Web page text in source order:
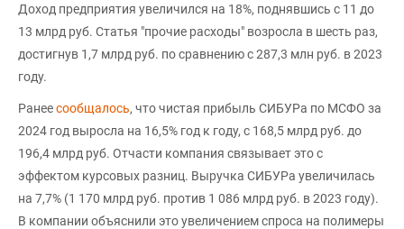
Доход предприятия увеличился на 18%, поднявшись с 11 до
13 млрд руб. Статья "прочие расходы" возросла в шесть раз,
достигнув 1,7 млрд руб. по сравнению с 287,3 млн руб. в 2023
году.
Ранеесообщалось, что чистая прибыль СИБУРа по МСФО за
2024 год выросла на 16,5% год к году, с 168,5 млрд руб. до
196,4 млрд руб. Отчасти компания связывает это с
эффектом курсовых разниц. Выручка СИБУРа увеличилась
на 7,7% (1 170 млрд руб. против 1 086 млрд руб. в 2023 году).
В компании объяснили это увеличением спроса на полимеры